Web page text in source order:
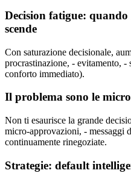
Decision fatigue: quando
scende
Con saturazione decisionale,
procrastinazione, - evitamento, -
conforto immediato).
Il problema sono le
Non ti esaurisce la grande
micro-approvazioni, - messaggi
continuamente rinegoziate.
Strategie: default